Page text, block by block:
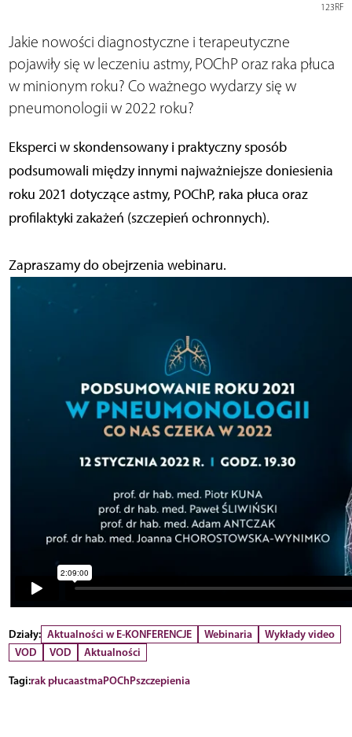
123RF
Jakie nowości diagnostyczne i terapeutyczne
pojawiły się w leczeniu astmy, POChP oraz raka płuca
w minionym roku? Co ważnego wydarzy się w
pneumonologii w 2022 roku?
Eksperci w skondensowany i praktyczny sposób
podsumowali między innymi najważniejsze doniesienia
roku 2021 dotyczące astmy, POChP, raka płuca oraz
profilaktyki zakażeń (szczepień ochronnych).
Zapraszamy do obejrzenia webinaru.
Działy: Aktualności w E-KONFERENCJE Webinaria
Wykłady video
VOD
VOD
Aktualności
Tagi:rak płucaastmaPOChPszczepienia